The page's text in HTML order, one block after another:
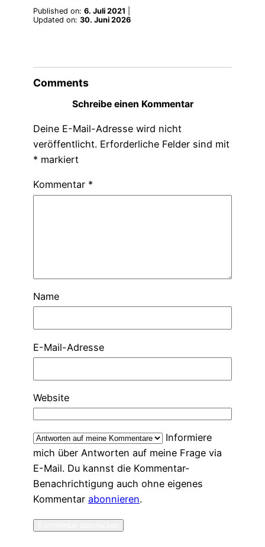
Published on: 6. Juli 2021
Updated on: 30. Juni 2026
Comments
Schreibe einen Kommentar
Deine E-Mail-Adresse wird nicht
veröffentlicht. Erforderliche Felder sind mit
* markiert
Kommentar *
Name
E-Mail-Adresse
Website
Informiere
mich über Antworten auf meine Frage via
E-Mail. Du kannst die Kommentar-
Benachrichtigung auch ohne eigenes
Kommentar abonnieren.